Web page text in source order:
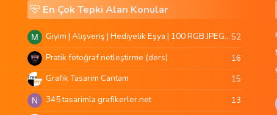
En Çok Tepki Alan Konular
M Giyim | Alışveriş | Hediyelik Eşya | 100 RGB JPEG Images | 5920x4420 Pixels | 501 MB52
Pratik fotoğraf netleştirme (ders) 16
Grafik Tasarim Cantam 15
N 345 tasarimla grafikerler.net 13